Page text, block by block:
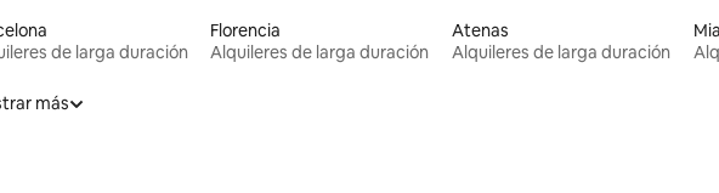
de larga duración
Florencia
Alquileres de larga duración
Atenas
Alquileres de larga duración
más